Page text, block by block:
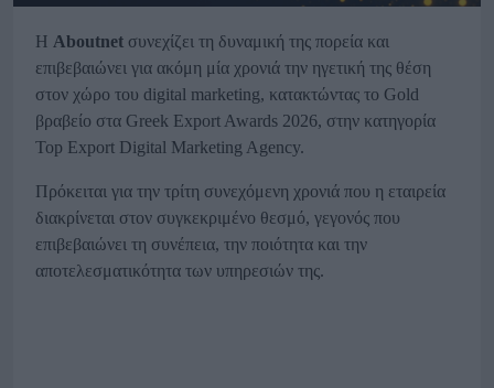
Η Aboutnet συνεχίζει τη δυναμική της πορεία και
επιβεβαιώνει για ακόμη μία χρονιά την ηγετική της θέση
στον χώρο του digital marketing, κατακτώντας το Gold
βραβείο στα Greek Export Awards 2026, στην κατηγορία
Top Export Digital Marketing Agency.
Πρόκειται για την τρίτη συνεχόμενη χρονιά που η εταιρεία
διακρίνεται στον συγκεκριμένο θεσμό, γεγονός που
επιβεβαιώνει τη συνέπεια, την ποιότητα και την
αποτελεσματικότητα των υπηρεσιών της.